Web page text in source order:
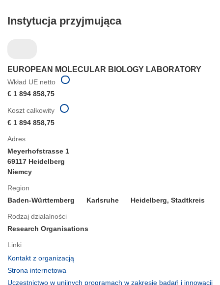
Instytucja przyjmująca
EUROPEAN MOLECULAR BIOLOGY LABORATORY
Wkład UE netto
€ 1 894 858,75
Adres
Meyerhofstrasse 1
69117 Heidelberg
Niemcy
Region
Baden-Württemberg
Karlsruhe Heidelberg, Stadtkreis
Rodzaj działalności
Research Organisations
Linki
Kontakt z organizacją
Strona internetowa
otworzy
Uczestnictwo w unijnych programach w zakresie badań i innowacji
Koszt całkowity
€ 1 894 858,75